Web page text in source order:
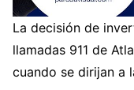
La decisión de
llamadas 911 de
cuando se dirijan a